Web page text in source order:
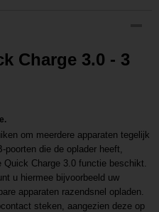
Charge 3.0 - 3
om meerdere apparaten tegelijk
die de oplader heeft,
Quick Charge 3.0 functie beschikt.
u hiermee bijvoorbeeld uw
apparaten razendsnel opladen.
steken, aangezien deze op